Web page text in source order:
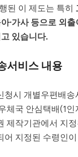
된 이 제도는 특히
·가사 등으로 외
있습니다.
서비스 내용
청시 개별우편배송
체국 안심택배(1
제작기관에서 지
어 지정된 수령인